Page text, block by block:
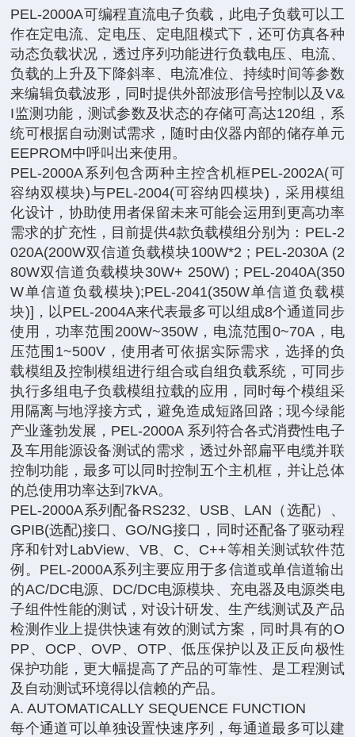
PEL-2000A可编程直流电子负载，此电子负载可以工
作在定电流、定电压、定电阻模式下，还可仿真各种
动态负载状况，透过序列功能进行负载电压、电流、
负载的上升及下降斜率、电流准位、持续时间等参数
来编辑负载波形，同时提供外部波形信号控制以及V&
I监测功能，测试参数及状态的存储可高达120组，系
统可根据自动测试需求，随时由仪器内部的储存单元
EEPROM中呼叫出来使用。
PEL-2000A系列包含两种主控含机框PEL-2002A(可
容纳双模块)与PEL-2004(可容纳四模块)，采用模组
化设计，协助使用者保留未来可能会运用到更高功率
需求的扩充性，目前提供4款负载模组分别为：PEL-2
020A(200W双信道负载模块100W*2 ; PEL-2030A (2
80W双信道负载模块30W+ 250W) ; PEL-2040A(350
W单信道负载模块);PEL-2041(350W单信道负载模
块)]，以PEL-2004A来代表最多可以组成8个通道同步
使用，功率范围200W~350W，电流范围0~70A，电
压范围1~500V，使用者可依据实际需求，选择的负
载模组及控制模组进行组合或自组负载系统，可同步
执行多组电子负载模组拉载的应用，同时每个模组采
用隔离与地浮接方式，避免造成短路回路 ; 现今绿能
产业蓬勃发展，PEL-2000A 系列符合各式消费性电子
及车用能源设备测试的需求，透过外部扁平电缆并联
控制功能，最多可以同时控制五个主机框，并让总体
的总使用功率达到7kVA。
PEL-2000A系列配备RS232、USB、LAN（选配）、
GPIB(选配)接口、GO/NG接口，同时还配备了驱动程
序和针对LabView、VB、C、C++等相关测试软件范
例。PEL-2000A系列主要应用于多信道或单信道输出
的AC/DC电源、DC/DC电源模块、充电器及电源类电
子组件性能的测试，对设计研发、生产线测试及产品
检测作业上提供快速有效的测试方案，同时具有的O
PP、OCP、OVP、OTP、低压保护以及正反向极性
保护功能，更大幅提高了产品的可靠性、是工程测试
及自动测试环境得以信赖的产品。
A. AUTOMATICALLY SEQUENCE FUNCTION
每个通道可以单独设置快速序列，每通道最多可以建